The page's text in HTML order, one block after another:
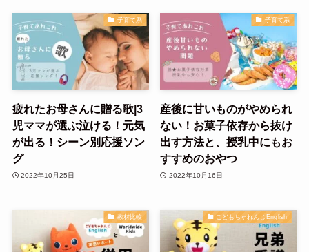
子育て系
疲れたお母さんに贈る歌|3
児ママが選ぶ泣ける！元気
が出る！シーン別応援ソン
グ
2022年10月25日
子育て系
産後に甘いものがやめられ
ない！お菓子依存から抜け
出す方法と、授乳中にもお
すすめのおやつ
2022年10月16日
教材比較 こどもちゃれんじEnglish